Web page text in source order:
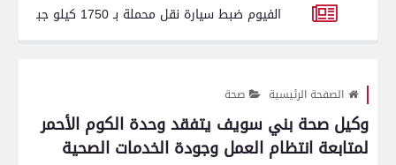
تموين الفيوم ضبط سيارة نقل محملة بـ 1750 كيلو جبنة مجهولة المصدر وغير صالحة للاستهلاك الآدمي
الصفحة الرئيسية صحة
وكيل صحة بني سويف يتفقد وحدة الكوم الأحمر
لمتابعة انتظام العمل وجودة الخدمات الصحية